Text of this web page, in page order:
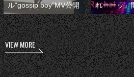
ル“gossip boy”MV公開
れーーッ』
VIEW MORE